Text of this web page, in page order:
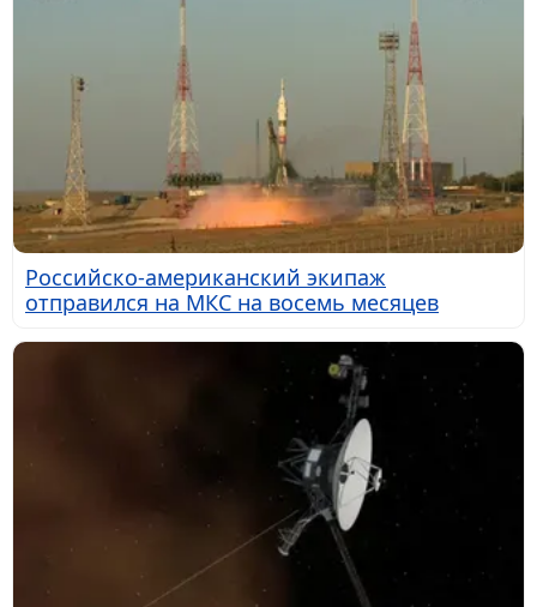
Российско-американский экипаж
отправился на МКС на восемь месяцев